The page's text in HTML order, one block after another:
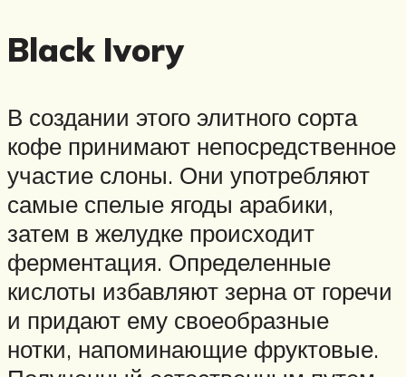
Black Ivory
В создании этого элитного сорта
кофе принимают непосредственное
участие слоны. Они употребляют
самые спелые ягоды арабики,
затем в желудке происходит
ферментация. Определенные
кислоты избавляют зерна от горечи
и придают ему своеобразные
нотки, напоминающие фруктовые.